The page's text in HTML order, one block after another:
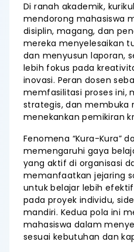
Di ranah akademik,
mendorong mahasiswa
disiplin, magang, dan
mereka menyelesaikan
dan menyusun laporan,
lebih fokus pada
inovasi. Peran dosen
memfasilitasi proses ini,
strategis, dan membuka
menekankan pemikiran
Fenomena “Kura-Kura”
memengaruhi gaya
yang aktif di organisasi
memanfaatkan jejaring
untuk belajar lebih
pada proyek individu,
mandiri. Kedua pola ini
mahasiswa dalam
sesuai kebutuhan dan